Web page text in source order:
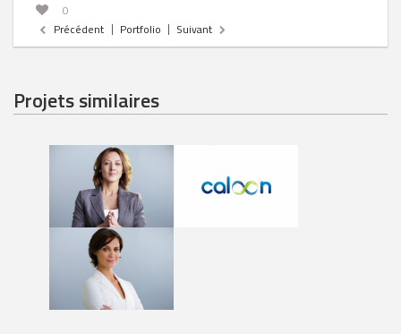
0
Précédent
Portfolio Suivant
Projets similaires